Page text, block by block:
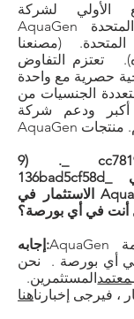
الأولي لشركة
AquaGen في كندا والولايات المتحدة
المتحدة. (مصنعنا
تعتزم التفاوض
حصرية مع واحدة
الجنسيات من
ودعم شركة
9) ._
136bad5cf58d_ سؤال: كيف يمكنني
الاستثمار في AquaGen ، هل أنت شركة
إجابه:AquaGen ليست شركة مساهمة
أي بورصة . نحن
معتمدالمستثمرين.
، فيرجى إخبارناهنا